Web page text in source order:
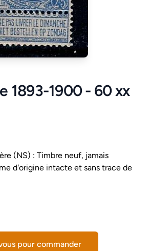
1893-1900 - 60 xx
(NS) : Timbre neuf, jamais
d'origine intacte et sans trace de
pour commander